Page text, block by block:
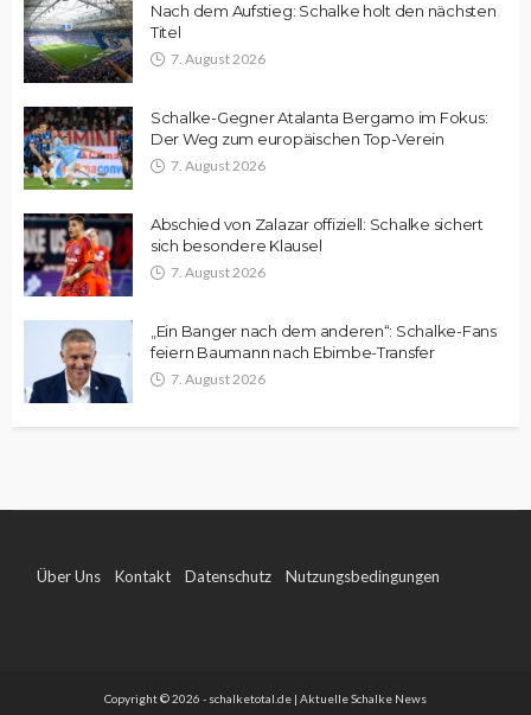
Nach dem Aufstieg: Schalke holt den nächsten
Titel
7. August 2026
Schalke-Gegner Atalanta Bergamo im Fokus:
Der Weg zum europäischen Top-Verein
7. August 2026
Abschied von Zalazar offiziell: Schalke sichert
sich besondere Klausel
7. August 2026
„Ein Banger nach dem anderen“: Schalke-Fans
feiern Baumann nach Ebimbe-Transfer
7. August 2026
Über Uns Kontakt Datenschutz Nutzungsbedingungen
Copyright © 2026 - schalketotal.de | Aktuelle Schalke News